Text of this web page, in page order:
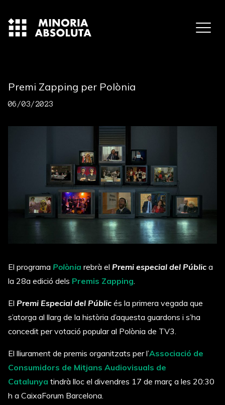
Premi Zapping per Polònia
06/03/2023
El programa Polònia rebrà el Premi especial del Públic a
la 28a edició dels Premis Zapping
El Premi Especial del Públic és la primera vegada que
s’atorga al llarg de la història d’aquesta guardons i s’ha
concedit per votació popular al Polònia de TV3.
El lliurament de premis organitzats per l’Associació de
Consumidors de Mitjans Audiovisuals de
Catalunya tindrà lloc el divendres 17 de març a les 20:30
h a CaixaForum Barcelona.